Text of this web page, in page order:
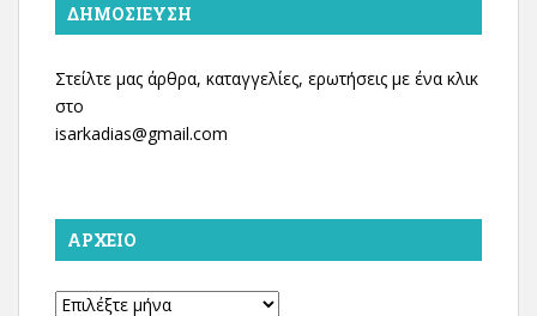
ΔΗΜΟΣΊΕΥΣΗ
Στείλτε μας άρθρα, καταγγελίες, ερωτήσεις με ένα κλικ
στο
isarkadias@gmail.com
ΑΡΧΕΊΟ
Αρχείο